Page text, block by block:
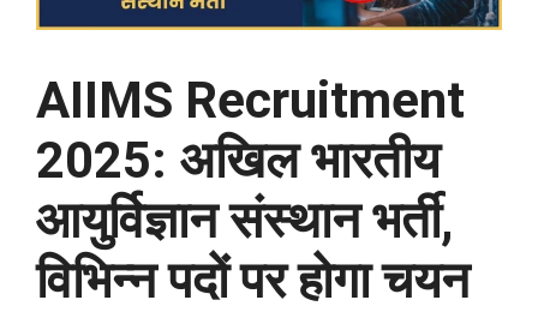
AIIMS Recruitment
2025: अखिल भारतीय
आयुर्विज्ञान संस्थान भर्ती,
विभिन्न पदों पर होगा चयन